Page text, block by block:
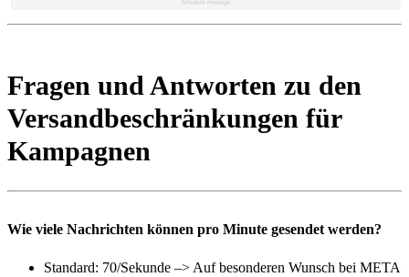
Fragen und Antworten zu den
Versandbeschränkungen für
Kampagnen
Wie viele Nachrichten können pro Minute gesendet werden?
Standard: 70/Sekunde –> Auf besonderen Wunsch bei META